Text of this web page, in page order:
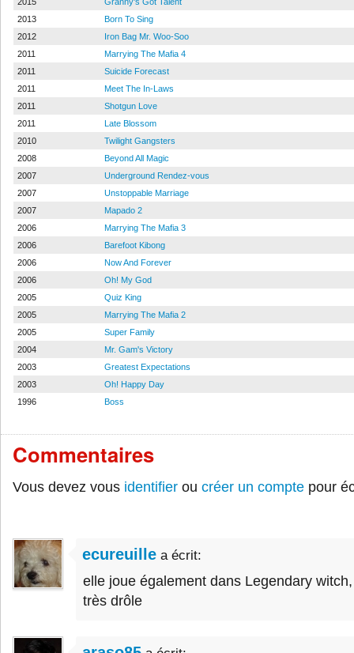
2013
Born To Sing
2012
Iron Bag Mr. Woo-Soo
2011
Marrying The Mafia 4
2011
Suicide Forecast
2011
Meet The In-Laws
2011
Shotgun Love
2011
Late Blossom
2010
Twilight Gangsters
2008
Beyond All Magic
2007
Underground Rendez-vous
2007
Unstoppable Marriage
2007
Mapado 2
2006
Marrying The Mafia 3
2006
Barefoot Kibong
2006
Now And Forever
2006
Oh! My God
2005
Quiz King
2005
Marrying The Mafia 2
2005
Super Family
2004
Mr. Gam's Victory
2003
Greatest Expectations
2003
Oh! Happy Day
1996
Boss
Commentaires
Vous devez vous identifier ou créer un compte pour
ecureuille a écrit:
elle joue également dans Legendary
très drôle